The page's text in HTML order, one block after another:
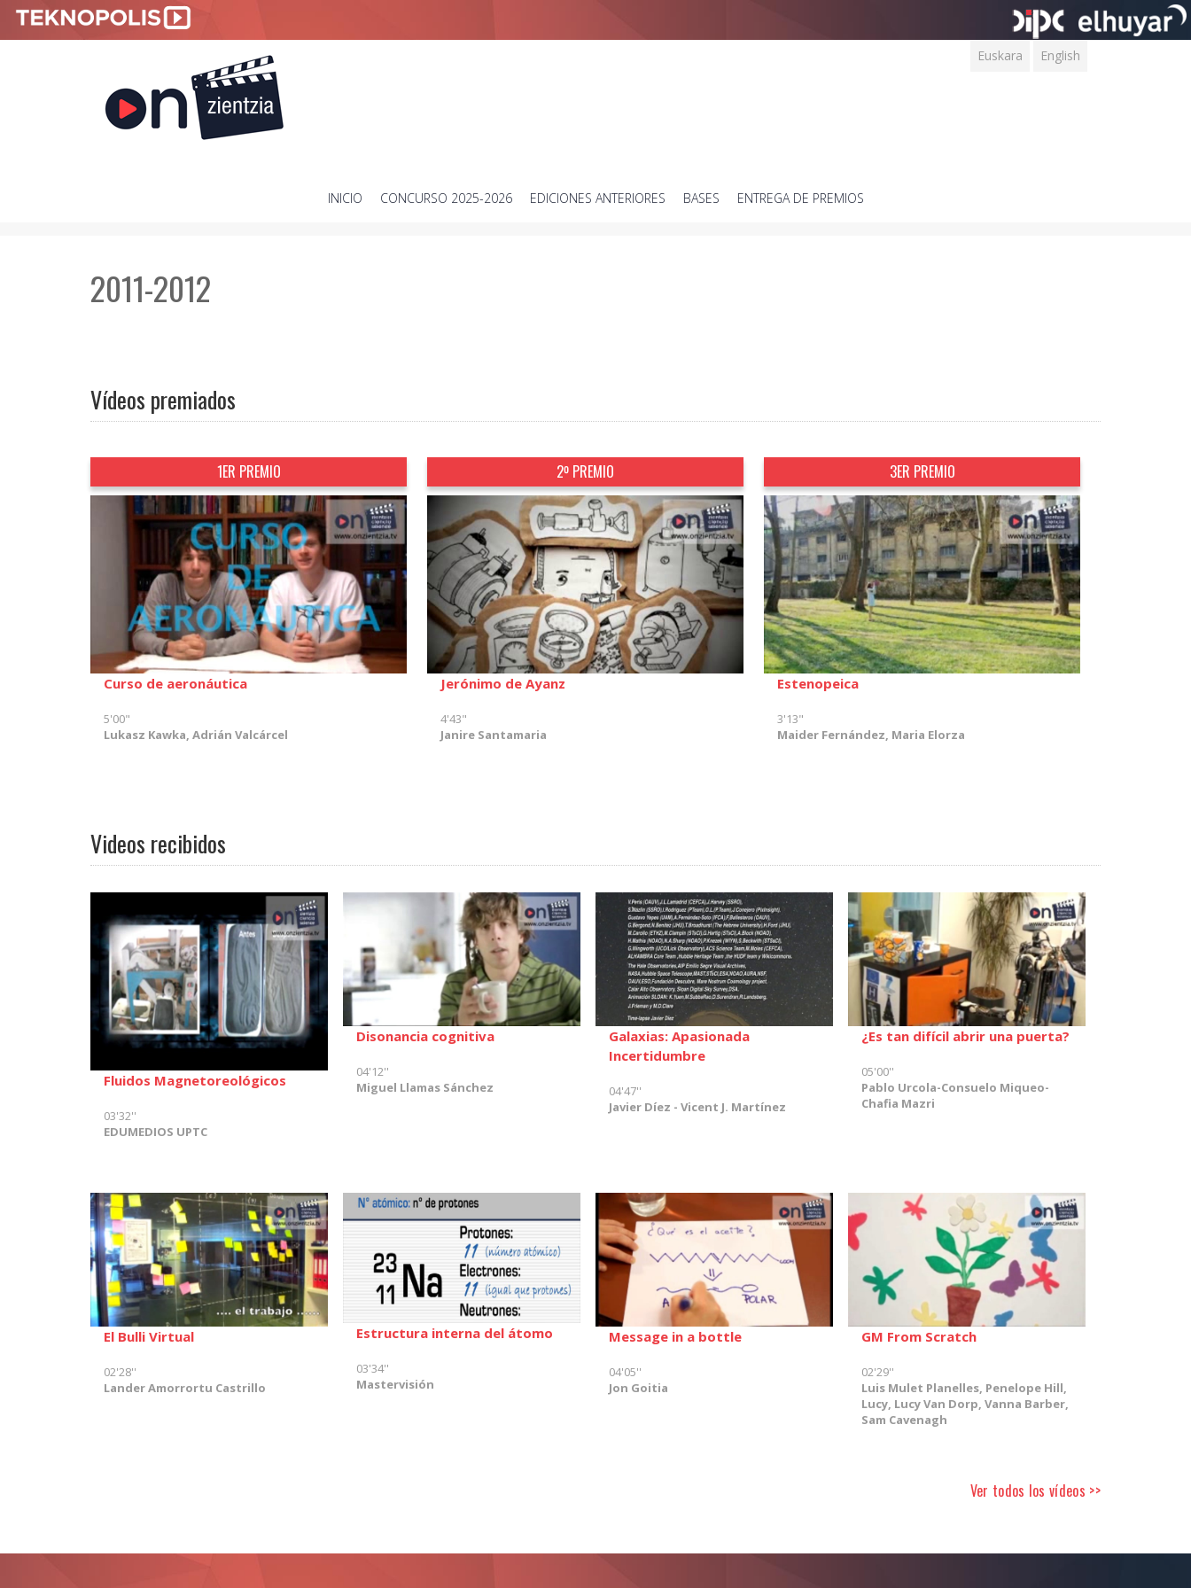
Euskara English
SKIP
INICIO CONCURSO 2025-2026 EDICIONES ANTERIORES BASES ENTREGA DE PREMIOS
2011-2012
Vídeos premiados
1ER PREMIO
Curso de aeronáutica
5'00"
Lukasz Kawka, Adrián Valcárcel
2º PREMIO
Jerónimo de Ayanz
4'43"
Janire Santamaria
3ER PREMIO
Estenopeica
3'13"
Maider Fernández, Maria Elorza
Videos recibidos
Fluidos Magnetoreológicos
03'32''
EDUMEDIOS UPTC
Disonancia cognitiva
04'12''
Miguel Llamas Sánchez
Galaxias: Apasionada
Incertidumbre
04'47''
Javier Díez - Vicent J. Martínez
¿Es tan difícil abrir una puerta?
05'00''
Pablo Urcola-Consuelo Miqueo-
Chafia Mazri
El Bulli Virtual
02'28''
Lander Amorrortu Castrillo
Estructura interna del átomo
03'34''
Mastervisión
Message in a bottle
04'05''
Jon Goitia
GM From Scratch
02'29''
Luis Mulet Planelles, Penelope Hill,
Lucy, Lucy Van Dorp, Vanna Barber,
Sam Cavenagh
Ver todos los vídeos >>